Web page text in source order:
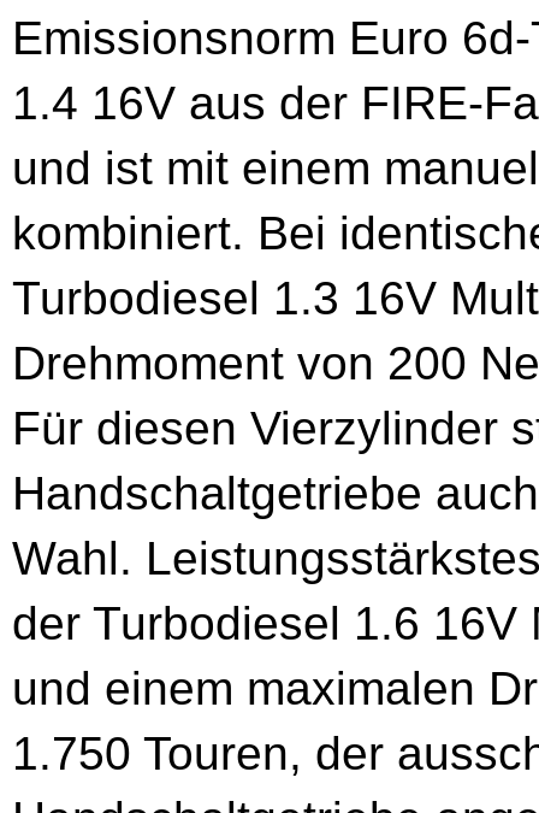
Emissionsnorm Euro
1.4 16V aus der FIRE-
und ist mit einem
kombiniert. Bei
Turbodiesel 1.3 16V
Drehmoment von 200
Für diesen Vierzylinder
Handschaltgetriebe
Wahl.
der Turbo­diesel 1.6
und einem maximalen
1.750 Touren, der